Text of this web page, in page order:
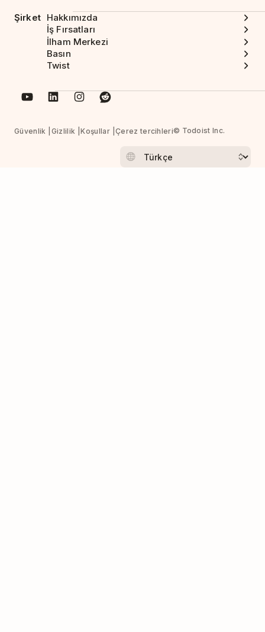
Şirket Hakkımızda
İş Fırsatları
İlham Merkezi
Basın
Twist
Güvenlik Gizlilik Koşullar Çerez tercihleri© Todoist Inc.